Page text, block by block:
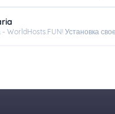
Установка